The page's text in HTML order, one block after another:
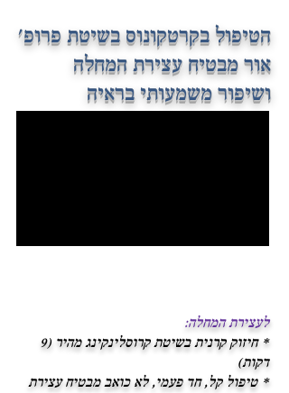
הטיפול בקרטקונוסבשיטת פרופ'
אור מבטיח עצירת המחלה
ושיפור משמעותי בראיה
לעצירת המחלה:
* חיזוק קרנית בשיטת קרוסלינקינג מהיר (9
דקות)
* טיפול קל, חד פעמי, לא כואב מבטיח עצירת